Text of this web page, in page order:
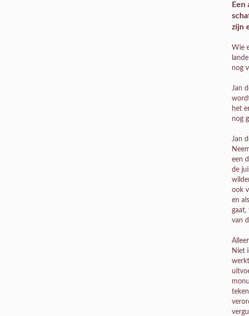
zijn
Wie
nog
Jan
het
nog
Jan
een
de
ook
en
gaat,
van
Niet